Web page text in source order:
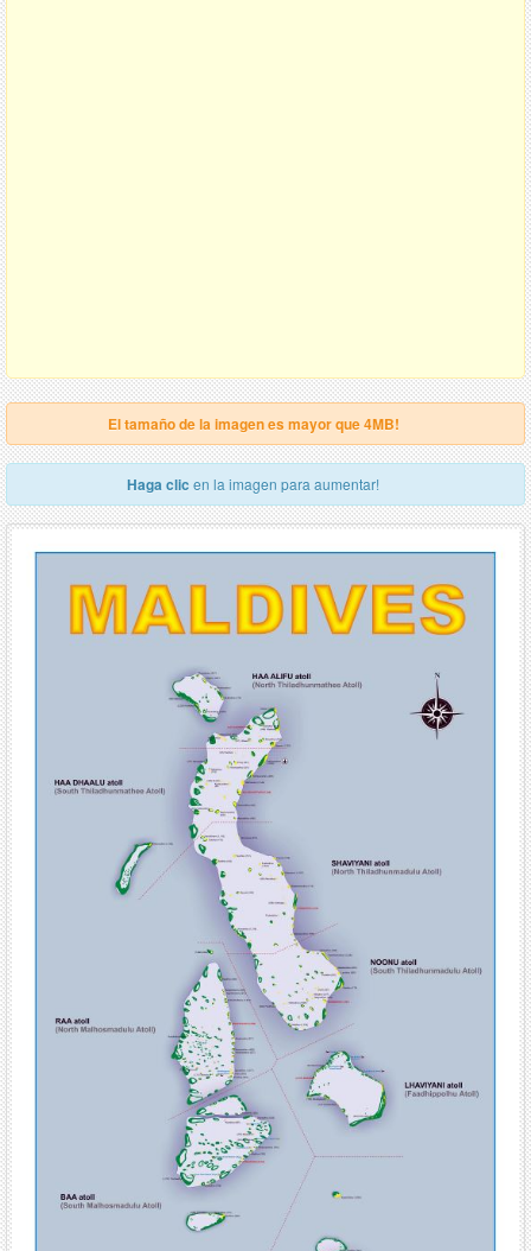
El tamaño de la imagen es mayor que 4MB!
Haga clic en la imagen para aumentar!